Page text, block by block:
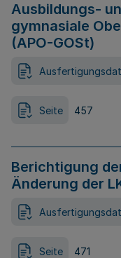
Ausbildungs-
gymnasiale
(APO-GOSt)
Seite 457
Berichtigung
Änderung der
Seite 471